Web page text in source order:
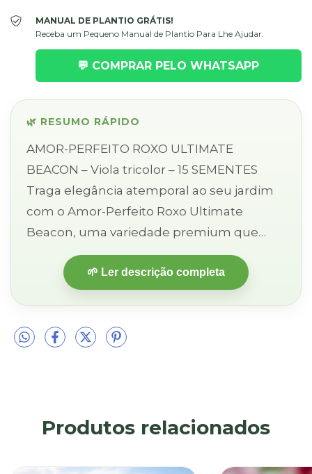
MANUAL DE PLANTIO GRÁTIS!
Receba um Pequeno Manual de Plantio Para Lhe Ajudar.
💬 COMPRAR PELO WHATSAPP
🌿 RESUMO RÁPIDO
AMOR-PERFEITO ROXO ULTIMATE
BEACON – Viola tricolor – 15 SEMENTES
Traga elegância atemporal ao seu jardim
com o Amor-Perfeito Roxo Ultimate
Beacon, uma variedade premium que
exibe roxo profundo e aveludado,
iluminado por um centro amarelo-
🌱 Ler descrição completa
Produtos relacionados